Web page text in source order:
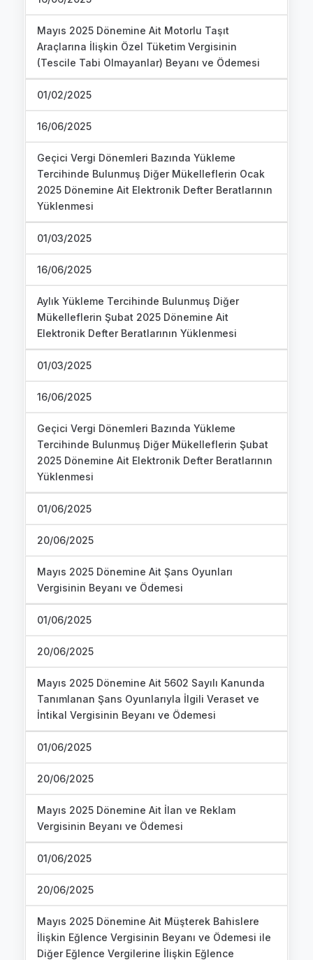
Mayıs 2025 Dönemine Ait Motorlu Taşıt
Araçlarına İlişkin Özel Tüketim Vergisinin
(Tescile Tabi Olmayanlar) Beyanı ve Ödemesi
01/02/2025
16/06/2025
Geçici Vergi Dönemleri Bazında Yükleme
Tercihinde Bulunmuş Diğer Mükelleflerin Ocak
2025 Dönemine Ait Elektronik Defter Beratlarının
Yüklenmesi
01/03/2025
16/06/2025
Aylık Yükleme Tercihinde Bulunmuş Diğer
Mükelleflerin Şubat 2025 Dönemine Ait
Elektronik Defter Beratlarının Yüklenmesi
01/03/2025
16/06/2025
Geçici Vergi Dönemleri Bazında Yükleme
Tercihinde Bulunmuş Diğer Mükelleflerin Şubat
2025 Dönemine Ait Elektronik Defter Beratlarının
Yüklenmesi
01/06/2025
20/06/2025
Mayıs 2025 Dönemine Ait Şans Oyunları
Vergisinin Beyanı ve Ödemesi
01/06/2025
20/06/2025
Mayıs 2025 Dönemine Ait 5602 Sayılı Kanunda
Tanımlanan Şans Oyunlarıyla İlgili Veraset ve
İntikal Vergisinin Beyanı ve Ödemesi
01/06/2025
20/06/2025
Mayıs 2025 Dönemine Ait İlan ve Reklam
Vergisinin Beyanı ve Ödemesi
01/06/2025
20/06/2025
Mayıs 2025 Dönemine Ait Müşterek Bahislere
İlişkin Eğlence Vergisinin Beyanı ve Ödemesi ile
Diğer Eğlence Vergilerine İlişkin Eğlence